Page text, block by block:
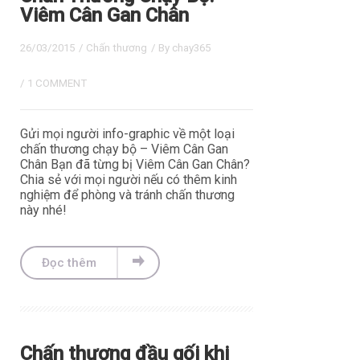
Viêm Cân Gan Chân
26/03/2015 / Chấn thương / By chay365
/ 1 COMMENT
Gửi mọi người info-graphic về một loại
chấn thương chạy bộ – Viêm Cân Gan
Chân Bạn đã từng bị Viêm Cân Gan Chân?
Chia sẻ với mọi người nếu có thêm kinh
nghiệm để phòng và tránh chấn thương
này nhé!
Đọc thêm
Chấn thương đầu gối khi